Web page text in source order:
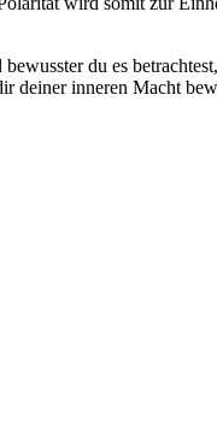
du es
deiner inneren Macht